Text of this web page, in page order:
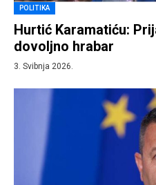
POLITIKA
Hurtić Karamatiću:
dovoljno hrabar
3. Svibnja 2026.